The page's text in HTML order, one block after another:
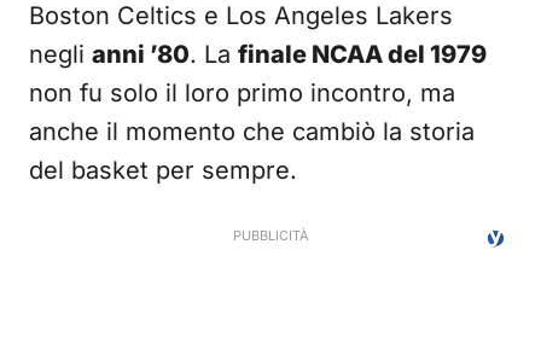
Boston Celtics e Los Angeles Lakers
negli anni ’80. La finale NCAA del 1979
non fu solo il loro primo incontro, ma
anche il momento che cambiò la storia
del basket per sempre.